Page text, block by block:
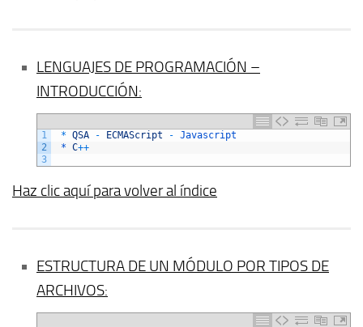
LENGUAJES DE PROGRAMACIÓN –
INTRODUCCIÓN:
1
2
3
* QSA - ECMAScript - Javascript
* C++
Haz clic aquí para volver al índice
ESTRUCTURA DE UN MÓDULO POR TIPOS DE
ARCHIVOS: